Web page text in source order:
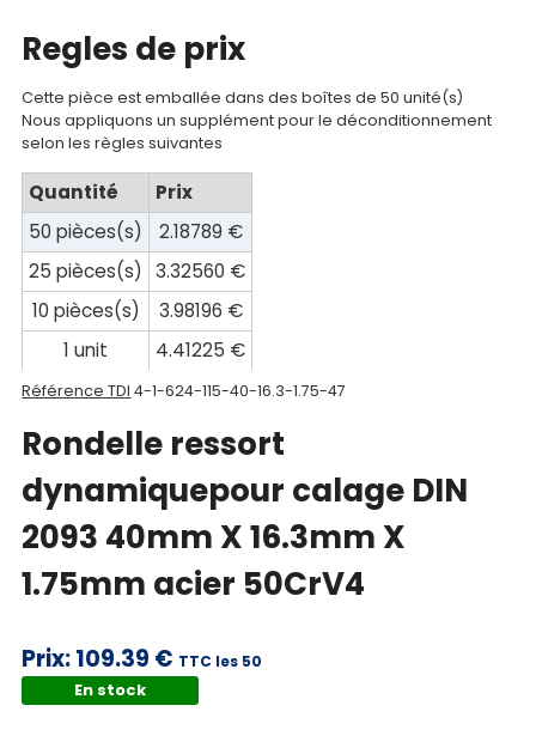
Mon
compte
Mon
panier
Contact
Regles de prix
Cette pièce est emballée dans des boîtes de 50 unité(s)
Nous appliquons un supplément pour le déconditionnement
selon les règles suivantes
Quantité
Prix
50 pièces(s)
2.18789 €
25 pièces(s)
3.32560 €
10 pièces(s)
3.98196 €
1 unit
4.41225 €
Référence TDI 4-1-624-115-40-16.3-1.75-47
Rondelle ressort
dynamiquepour calage DIN
2093 40mm X 16.3mm X
1.75mm acier 50CrV4
Prix:109.39 € TTC les 50
En stock